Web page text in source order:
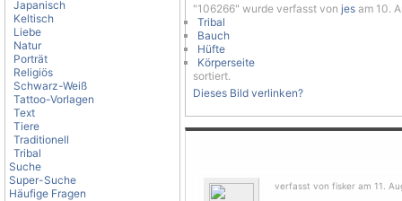
Japanisch
Keltisch
Liebe
Natur
Porträt
Religiös
Schwarz-Weiß
Tattoo-Vorlagen
Text
Tiere
Traditionell
Tribal
Suche
Super-Suche
Häufige Fragen
"106266" wurde verfasst von jes am 10.
Tribal
Bauch
Hüfte
Körperseite
sortiert.
Dieses Bild verlinken?
verfasst von fisker am 11.